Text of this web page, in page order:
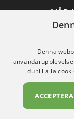
Denna
du till alla